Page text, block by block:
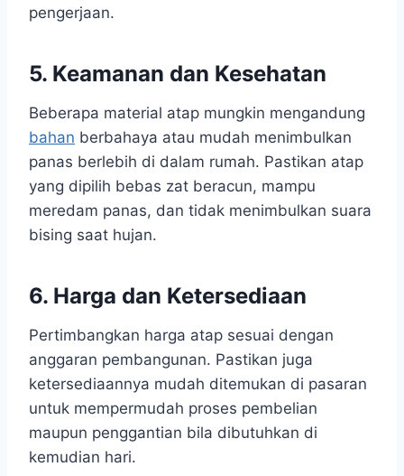
pengerjaan.
5. Keamanan dan Kesehatan
Beberapa material atap mungkin mengandung
bahan berbahaya atau mudah menimbulkan
panas berlebih di dalam rumah. Pastikan atap
yang dipilih bebas zat beracun, mampu
meredam panas, dan tidak menimbulkan suara
bising saat hujan.
6. Harga dan Ketersediaan
Pertimbangkan harga atap sesuai dengan
anggaran pembangunan. Pastikan juga
ketersediaannya mudah ditemukan di pasaran
untuk mempermudah proses pembelian
maupun penggantian bila dibutuhkan di
kemudian hari.